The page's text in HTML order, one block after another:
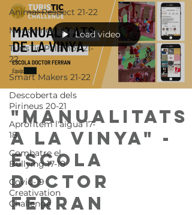
Animal Respect 21-22
Mar de net 21-22
TurisTic Palamós 21-
22
Smart Makers 21-22
Descoberta dels
Pirineus 20-21
Aprofitem l'aigua 17-
18
Combatre el
Bullying 17-18
Covid-19
Creativation
Challenge
Load video
"Manualitats
a la vinya" -
Escola
Doctor
Ferran